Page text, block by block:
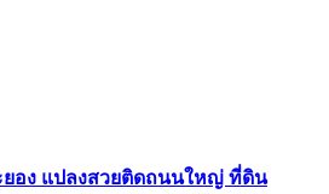
ยอง แปลงสวยติดถนนใหญ่ ที่ดิน